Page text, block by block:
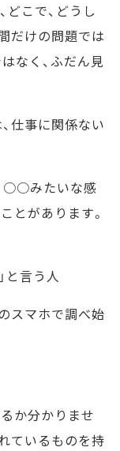
こで、どうし
だけの問題では
なく、ふだん見
仕事に関係ない
○○みたいな感
とがあります。
と言う人
スマホで調べ始
か分かりませ
ているものを持